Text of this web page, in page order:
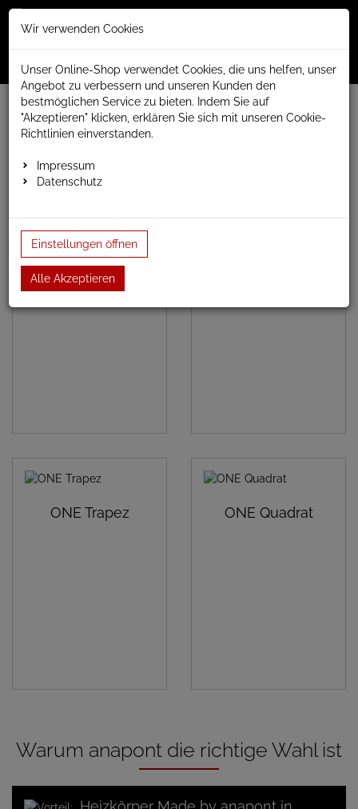
Menü
www.anapont.eu
Heizkörperzubehör
Elektro Heizpatronen
ONE
ONE D-Profil
ONE Trapez ONE Quadrat
Warum anapont die richtige Wahl ist
Wir verwenden Cookies
Unser Online-Shop verwendet Cookies, die uns helfen, unser
Angebot zu verbessern und unseren Kunden den
bestmöglichen Service zu bieten. Indem Sie auf
"Akzeptieren" klicken, erklären Sie sich mit unseren Cookie-
Richtlinien einverstanden.
Impressum
Datenschutz
Einstellungen öffnen
Alle Akzeptieren